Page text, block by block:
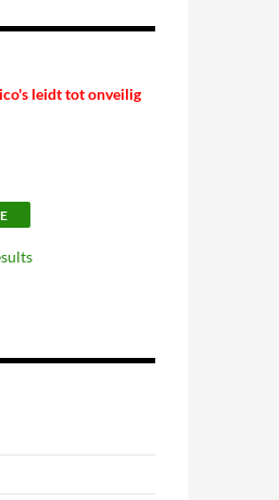
leidt tot onveilig